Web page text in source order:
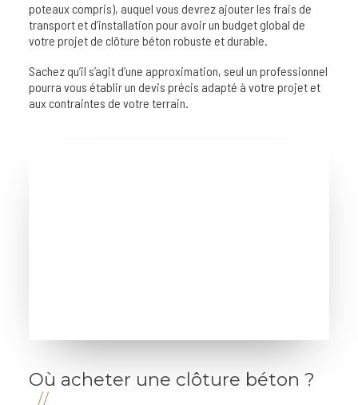
poteaux compris), auquel vous devrez ajouter les frais de
transport et d’installation pour avoir un budget global de
votre projet de clôture béton robuste et durable.
Sachez qu’il s’agit d’une approximation, seul un professionnel
pourra vous établir un devis précis adapté à votre projet et
aux contraintes de votre terrain.
Où acheter une clôture béton ?